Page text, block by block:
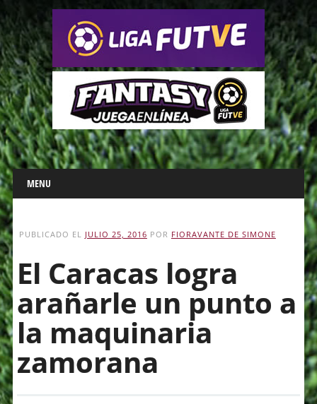
Main menu
Skip
to
content
MENU
PUBLICADO EL JULIO 25, 2016 POR FIORAVANTE DE SIMONE
El Caracas logra
arañarle un punto a
la maquinaria
zamorana